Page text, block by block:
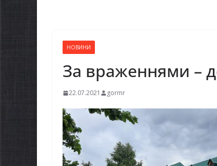
НОВИНИ
За враженнями –
22.07.2021 gormr